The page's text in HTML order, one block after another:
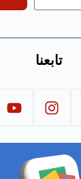
تابعنا